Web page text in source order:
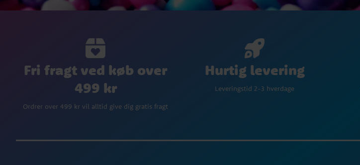
Fri fragt ved køb over
499 kr
Ordrer over 499 kr vil alltid give dig gratis fragt
Hurtig levering
Leveringstid 2-3 hverdage